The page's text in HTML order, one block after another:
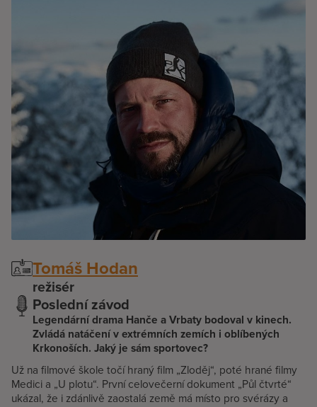
Tomáš Hodan
režisér
Poslední závod
Legendární drama Hanče a Vrbaty bodoval v kinech.
Zvládá natáčení v extrémních zemích i oblíbených
Krkonoších. Jaký je sám sportovec?
Už na filmové škole točí hraný film „Zloděj“, poté hrané filmy
Medici a „U plotu“. První celovečerní dokument „Půl čtvrté“
ukázal, že i zdánlivě zaostalá země má místo pro svérázy a